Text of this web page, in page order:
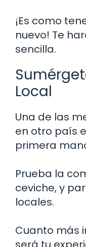
¡Es como
nuevo! Te
sencilla.
Local
Una de las
en otro país
primera
Prueba la
ceviche, y
locales.
Cuanto más